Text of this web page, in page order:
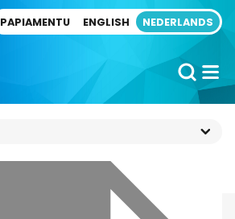
PAPIAMENTU ENGLISH NEDERLANDS